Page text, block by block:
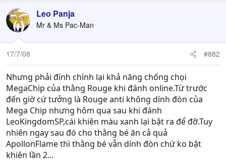
Leo Panja
Mr & Ms Pac-Man
17/7/08 #882
Nhưng phải đính chính lại khả năng chống chọi
MegaChip của thằng Rouge khi đánh online.Từ trước
đến giờ cứ tưởng là Rouge anti không dính đòn của
Mega Chip nhưng hôm qua sau khi đánh
LeoKingdomSP,cái khiên màu xanh lại bật ra để đỡ.Tuy
nhiên ngay sau đó cho thằng bé ăn cả quả
ApollonFlame thì thằng bé vẫn dính đòn chứ ko bật
khiên lần 2...